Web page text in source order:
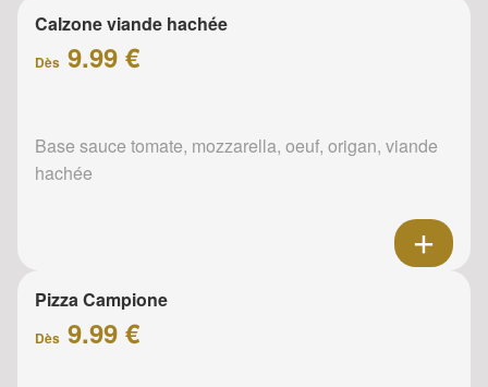
Calzone viande hachée
Dès 9.99 €
Base sauce tomate, mozzarella, oeuf, origan, viande
hachée
Pizza Campione
Dès 9.99 €